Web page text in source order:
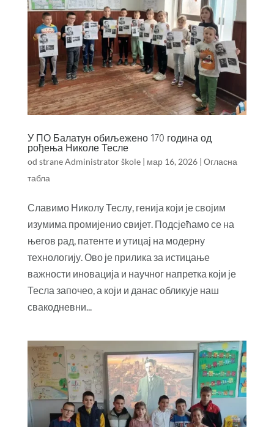
У ПО Балатун обиљежено 170 година од
рођења Николе Тесле
od straneAdministrator škole| мар 16, 2026| Огласна
табла
Славимо Николу Теслу, генија који је својим
изумима промијенио свијет. Подсјећамо се на
његов рад, патенте и утицај на модерну
технологију. Ово је прилика за истицање
важности иновација и научног напретка који је
Тесла започео, а који и данас обликује наш
свакодневни...